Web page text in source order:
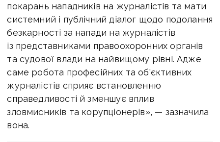
покарань нападників на журналістів та мати
системний і публічний діалог щодо подолання
безкарності за напади на журналістів
із представниками правоохоронних органів
та судової влади на найвищому рівні. Адже
саме робота професійних та об'єктивних
журналістів сприяє встановленню
справедливості й зменшує вплив
зловмисників та корупціонерів», — зазначила
вона.